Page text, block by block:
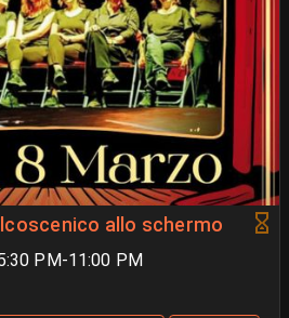
allo schermo
PM-11:00 PM